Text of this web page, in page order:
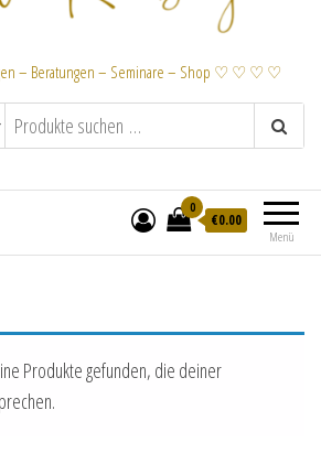
– Beratungen – Seminare – Shop ♡ ♡ ♡ ♡
Menü
0
€0.00
Produkte gefunden, die deiner